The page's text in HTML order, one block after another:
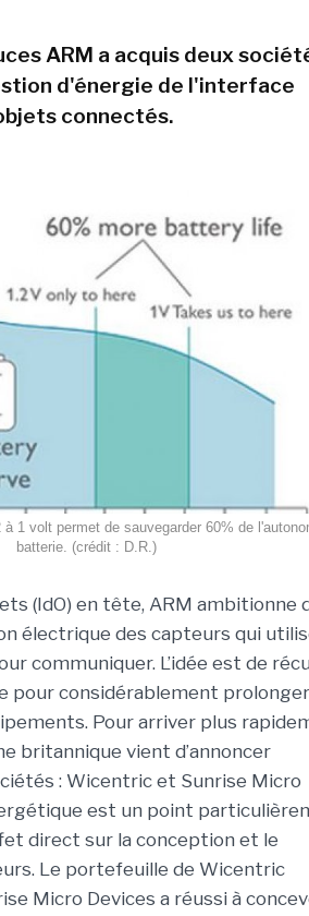
ARM a acquis deux
d'énergie de l'interface
connectés.
1 volt permet de sauvegarder 60% de
batterie. (crédit : D.R.)
(IdO) en tête, ARM ambitionne
électrique des capteurs qui
communiquer. L’idée est de
pour considérablement prolonger
Pour arriver plus
britannique vient d’annoncer
: Wicentric et Sunrise Micro
est un point
direct sur la conception et le
Le portefeuille de Wicentric
Micro Devices a réussi à